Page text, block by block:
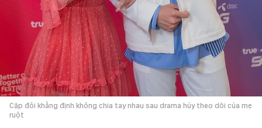
Cặp đôi khẳng định không chia tay nhau sau drama hủy theo dõi của mẹ
ruột